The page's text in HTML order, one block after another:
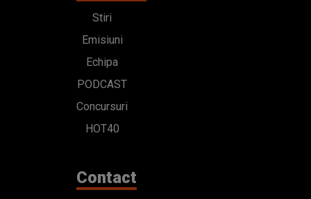
Stiri
Emisiuni
Echipa
PODCAST
Concursuri
HOT40
Contact